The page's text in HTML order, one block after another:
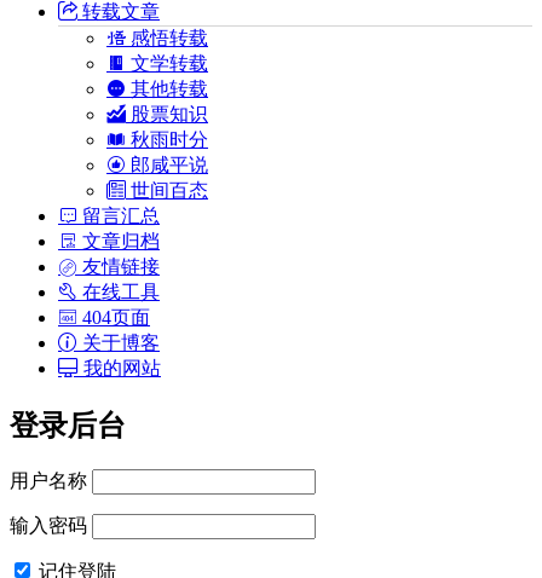
转载文章
感悟转载
文学转载
其他转载
股票知识
秋雨时分
郎咸平说
世间百态
留言汇总
文章归档
友情链接
在线工具
404页面
关于博客
我的网站
登录后台
用户名称
输入密码
记住登陆